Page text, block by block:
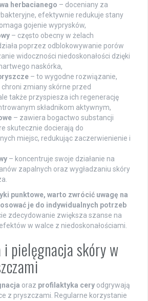
herbacianego – doceniany za
efektywnie redukuje stany
gojenie wyprysków,
– często obecny w żelach
poprzez odblokowywanie porów
widoczności niedoskonałości dzięki
naskórka,
– to wygodne rozwiązanie,
zmiany skórne przed
także przyspiesza ich regenerację
składnikom aktywnym,
– zawiera bogactwo substancji
skutecznie docierają do
miejsc, redukując zaczerwienienie i
– koncentruje swoje działanie na
zapalnych oraz wygładzaniu skóry
punktowe, warto zwrócić uwagę na
je do indywidualnych potrzeb
zdecydowanie zwiększa szanse na
w walce z niedoskonałościami.
pielęgnacja skóry w
oraz profilaktyka cery odgrywają
z pryszczami. Regularne korzystanie